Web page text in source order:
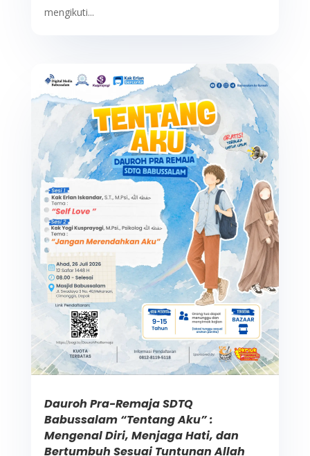
mengikuti...
Dauroh Pra-Remaja SDTQ
Babussalam “Tentang Aku” :
Mengenal Diri, Menjaga Hati, dan
Bertumbuh Sesuai Tuntunan Allah